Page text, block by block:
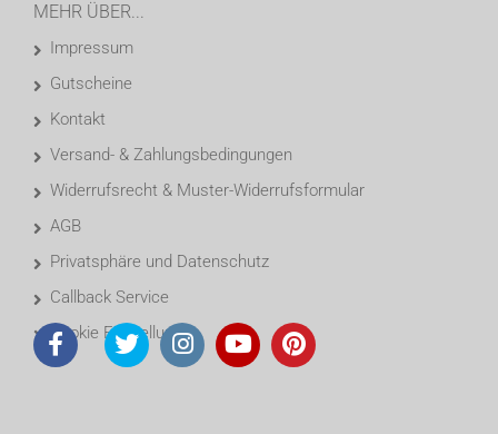
MEHR ÜBER...
Impressum
Gutscheine
Kontakt
Versand- & Zahlungsbedingungen
Widerrufsrecht & Muster-Widerrufsformular
AGB
Privatsphäre und Datenschutz
Callback Service
Cookie Einstellungen